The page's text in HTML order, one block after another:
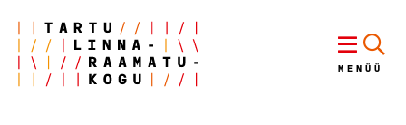
MENÜÜ